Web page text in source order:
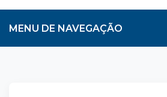
MENU DE NAVEGAÇÃO